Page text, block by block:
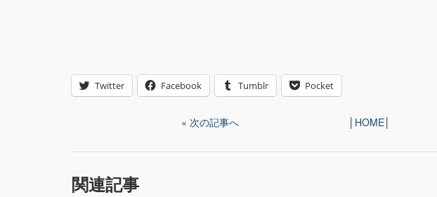
Twitter Facebook Tumblr Pocket
« 次の記事へ HOME│
関連記事